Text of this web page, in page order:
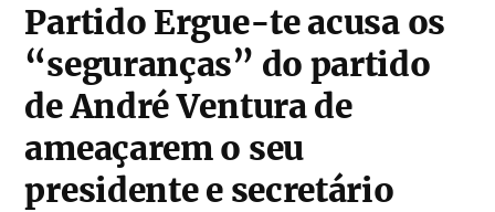
Partido Ergue-te acusa os
“seguranças” do partido
de André Ventura de
ameaçarem o seu
presidente e secretário